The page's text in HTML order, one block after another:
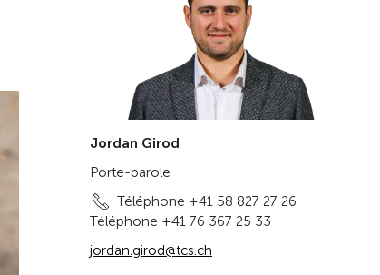
Jordan Girod
Porte-parole
Téléphone +41 58 827 27 26
Téléphone +41 76 367 25 33
jordan.girod@tcs.ch